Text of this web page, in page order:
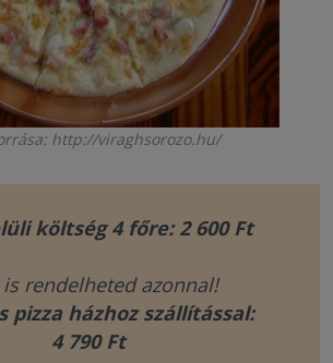
http://viraghsorozo.hu/
költség 4 főre: 2 600 Ft
is rendelheted azonnal!
pizza házhoz szállítással:
4 790 Ft